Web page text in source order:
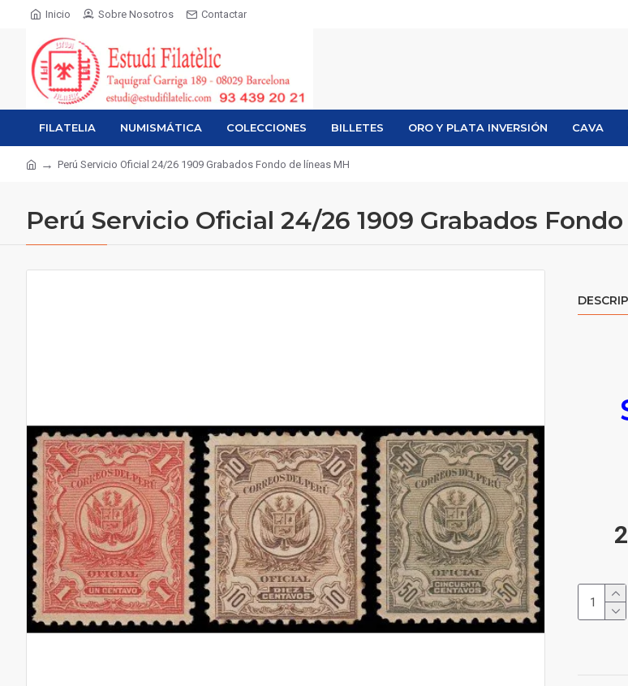
Inicio Sobre Nosotros Contactar
FILATELIA NUMISMÁTICA COLECCIONES BILLETES ORO Y PLATA INVERSIÓN CAVA
Perú Servicio Oficial 24/26 1909 Grabados Fondo de líneas MH
Perú Servicio Oficial 24/26 1909 Grabados